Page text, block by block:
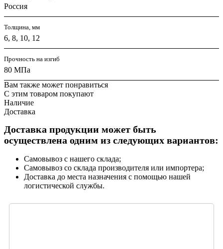
Россия
Толщина, мм
6, 8, 10, 12
Прочность на изгиб
80 МПа
Вам также может понравиться
С этим товаром покупают
Наличие
Доставка
Доставка продукции может быть
осуществлена одним из следующих вариантов:
Самовывоз с нашего склада;
Самовывоз со склада производителя или импортера;
Доставка до места назначения с помощью нашей
логистической службы.